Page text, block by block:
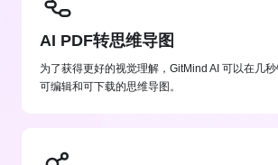
AI PDF转思维导图
为了获得更好的视觉理解，GitMind AI 可以在几
可编辑和可下载的思维导图。